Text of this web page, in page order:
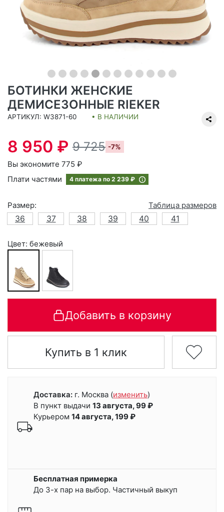
БОТИНКИ ЖЕНСКИЕ
ДЕМИСЕЗОННЫЕ RIEKER
АРТИКУЛ: W3871-60 • В НАЛИЧИИ
8 950 ₽ 9 725 -7%
Вы экономите 775 ₽
Плати частями
4 платежа по 2 239 ₽
Размер:
Таблица размеров
36
37 38 39 40 41
Цвет: бежевый
Добавить в корзину
Купить в 1 клик
Доставка: г. Москва (изменить)
В пункт выдачи 13 августа, 99 ₽
Курьером 14 августа, 199 ₽
Бесплатная примерка
До 3-х пар на выбор. Частичный выкуп